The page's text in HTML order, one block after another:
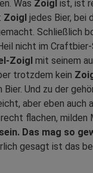
Was Zoigl ist, ist
Zoigl jedes Bier, bei
Schließlich
nicht im
Zoigl mit seinem
trotzdem kein
Und zu der
aber eben
flachen,
Das mag so
gesagt ist das